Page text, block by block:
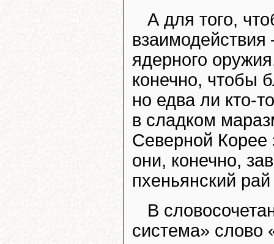
А для того,
ядерного
конечно, чтобы
но едва ли кто-
в сладком
Северной Корее
они, конечно,
пхеньянский
В
система» слово